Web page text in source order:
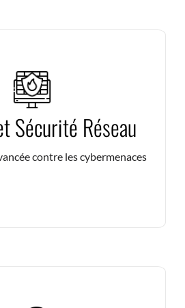
Sécurité Réseau
contre les cybermenaces
feu performants pour filtrer les
réel et garantir la sécurité de vos
informatiques.